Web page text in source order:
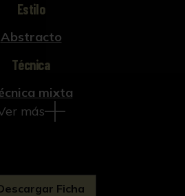
Estilo
Abstracto
Técnica
mixta
más
Ficha